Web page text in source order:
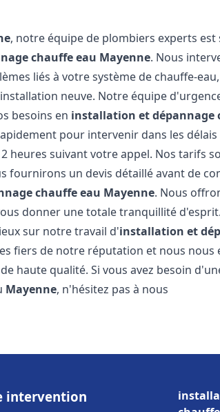
, notre équipe de plombiers experts est
chauffe eau Mayenne. Nous
liés à votre système de chauffe-
neuve. Notre équipe
besoins en installation et dépannage
pour intervenir dans les délais
heures suivant votre appel. Nos tarifs
fournirons un devis détaillé avant de
chauffe eau Mayenne. Nous
donner une totale tranquillité
sur notre travail d'installation et
fiers de notre réputation et nous
haute qualité. Si vous avez besoin
Mayenne, n'hésitez pas à nous
intervention